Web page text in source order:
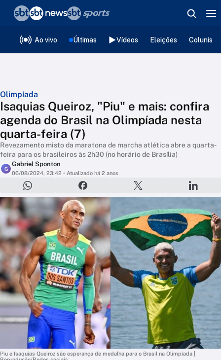
Ao vivo Últimas Vídeos Eleições
Olimpíada
Isaquias Queiroz, "Piu" e mais: confira
agenda do Brasil na Olimpíada nesta
quarta-feira (7)
Revezamento misto da maratona de marcha atlética abre a quarta-
feira para os brasileiros às 2h30 (no horário de Brasília)
G
Gabriel Sponton
06/08/2024, 23:42 • Atualizado há 2 anos
Piu e Isaquias Queiroz são esperança de medalha para o Brasil na Olimpíada |
❮voltar
Editorias